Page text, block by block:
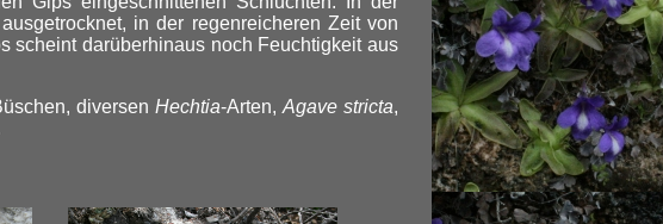
in der regenreicheren Zeit von
scheint darüberhinaus noch Feuchtigkeit aus
diversen Hechtia-Arten, Agave stricta,